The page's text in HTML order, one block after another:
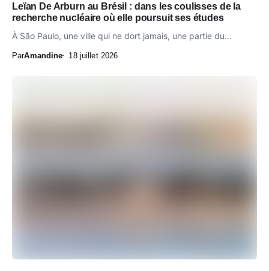
Leïan De Arburn au Brésil : dans les coulisses de la
recherche nucléaire où elle poursuit ses études
À São Paulo, une ville qui ne dort jamais, une partie du...
ParAmandine 18 juillet 2026